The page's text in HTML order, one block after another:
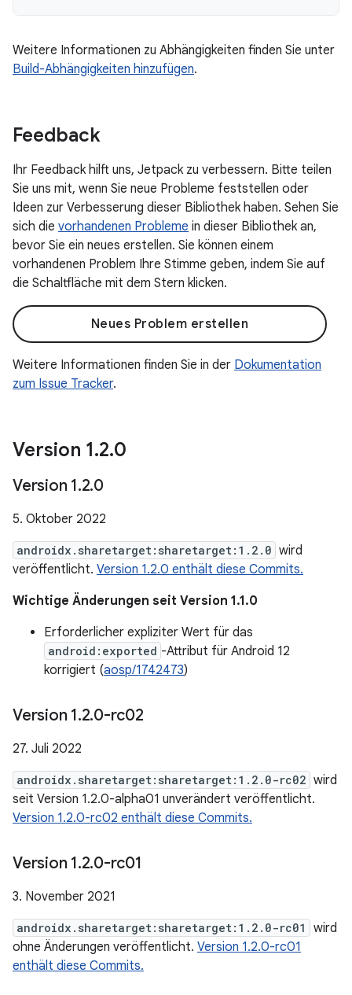
Weitere Informationen zu Abhängigkeiten finden Sie unter
Build-Abhängigkeiten hinzufügen.
Feedback
Ihr Feedback hilft uns, Jetpack zu verbessern. Bitte teilen
Sie uns mit, wenn Sie neue Probleme feststellen oder
Ideen zur Verbesserung dieser Bibliothek haben. Sehen Sie
sich die vorhandenen Probleme in dieser Bibliothek an,
bevor Sie ein neues erstellen. Sie können einem
vorhandenen Problem Ihre Stimme geben, indem Sie auf
die Schaltfläche mit dem Stern klicken.
Neues Problem erstellen
Weitere Informationen finden Sie in der Dokumentation
zum Issue Tracker.
Version 1.2.0
Version 1.2.0
5. Oktober 2022
androidx.sharetarget:sharetarget:1.2.0 wird
veröffentlicht. Version 1.2.0 enthält diese Commits.
Wichtige Änderungen seit Version 1.1.0
Erforderlicher expliziter Wert für das
android:exported -Attribut für Android 12
korrigiert (aosp/1742473)
Version 1.2.0-rc02
27. Juli 2022
androidx.sharetarget:sharetarget:1.2.0-rc02 wird
seit Version 1.2.0-alpha01 unverändert veröffentlicht.
Version 1.2.0-rc02 enthält diese Commits.
Version 1.2.0-rc01
3. November 2021
androidx.sharetarget:sharetarget:1.2.0-rc01
wird
ohne Änderungen veröffentlicht. Version 1.2.0-rc01
enthält diese Commits.